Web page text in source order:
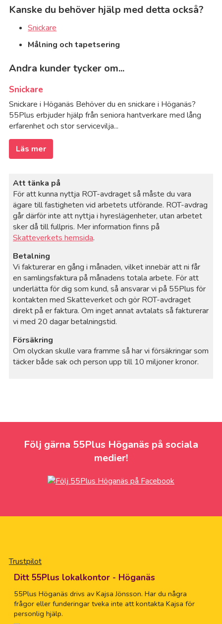
Kanske du behöver hjälp med detta också?
Snickare
Målning och tapetsering
Andra kunder tycker om...
Snickare
Snickare i Höganäs Behöver du en snickare i Höganäs?
55Plus erbjuder hjälp från seniora hantverkare med lång
erfarenhet och stor servicevilja...
Läs mer
Att tänka på
För att kunna nyttja ROT-avdraget så måste du vara
ägare till fastigheten vid arbetets utförande. ROT-avdrag
går därför inte att nyttja i hyreslägenheter, utan arbetet
sker då till fullpris. Mer information finns på
Skatteverkets hemsida.
Betalning
Vi fakturerar en gång i månaden, vilket innebär att ni får
en samlingsfaktura på månadens totala arbete. För att
underlätta för dig som kund, så ansvarar vi på 55Plus för
kontakten med Skatteverket och gör ROT-avdraget
direkt på er faktura. Om inget annat avtalats så fakturerar
vi med 20 dagar betalningstid.
Försäkring
Om olyckan skulle vara framme så har vi försäkringar som
täcker både sak och person upp till 10 miljoner kronor.
Följ gärna 55Plus Höganäs på sociala
medier!
Trustpilot
Ditt 55Plus lokalkontor - Höganäs
55Plus Höganäs drivs av Kajsa Jönsson. Har du några
frågor eller funderingar tveka inte att kontakta Kajsa för
personlig hjälp.